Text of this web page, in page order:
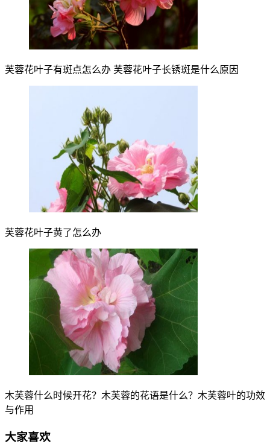
芙蓉花叶子有斑点怎么办 芙蓉花叶子长锈斑是什么原因
芙蓉花叶子黄了怎么办
木芙蓉什么时候开花？木芙蓉的花语是什么？木芙蓉叶的功效
与作用
大家喜欢